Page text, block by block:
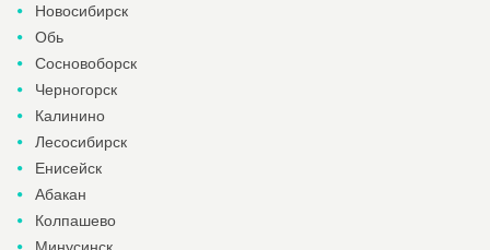
Новосибирск
Обь
Сосновоборск
Черногорск
Калинино
Лесосибирск
Енисейск
Абакан
Колпашево
Минусинск